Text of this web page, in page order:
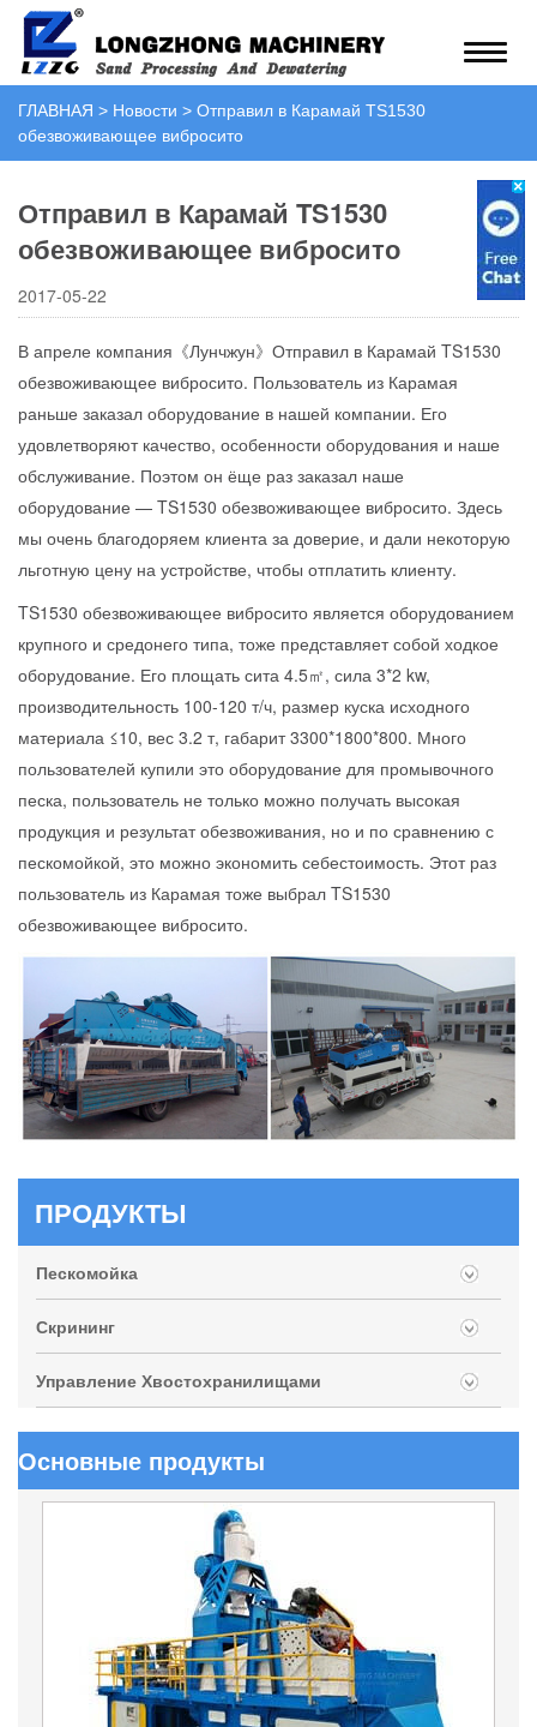
ГЛАВНАЯ > Новости > Отправил в Карамай TS1530
обезвоживающее вибросито
Отправил в Карамай TS1530
обезвоживающее вибросито
2017-05-22
В апреле компания《Лунчжун》Отправил в Карамай TS1530
обезвоживающее вибросито. Пользователь из Карамая
раньше заказал оборудование в нашей компании. Его
удовлетворяют качество, особенности оборудования и наше
обслуживание. Поэтом он ёще раз заказал наше
оборудование — TS1530 обезвоживающее вибросито. Здесь
мы очень благодоряем клиента за доверие, и дали некоторую
льготную цену на устройстве, чтобы отплатить клиенту.
TS1530 обезвоживающее вибросито является оборудованием
крупного и средонего типа, тоже представляет собой ходкое
оборудование. Его площать сита 4.5㎡, сила 3*2 kw,
производительность 100-120 т/ч, размер куска исходного
материала ≤10, вес 3.2 т, габарит 3300*1800*800. Много
пользователей купили это оборудование для промывочного
песка, пользователь не только можно получать высокая
продукция и результат обезвоживания, но и по сравнению с
пескомойкой, это можно экономить себестоимость. Этот раз
пользователь из Карамая тоже выбрал TS1530
обезвоживающее вибросито.
ПРОДУКТЫ
Пескомойка
Скрининг
Управление Хвостохранилищами
Основные продукты